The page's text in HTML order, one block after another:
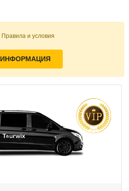
Правила и условия
ИНФОРМАЦИЯ